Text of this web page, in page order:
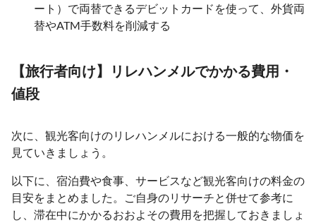
ート）で両替できるデビットカードを使って、外貨両
替やATM手数料を削減する
【旅行者向け】リレハンメルでかかる費用・
値段
次に、観光客向けのリレハンメルにおける一般的な物価を
見ていきましょう。
以下に、宿泊費や食事、サービスなど観光客向けの料金の
目安をまとめました。ご自身のリサーチと併せて参考に
し、滞在中にかかるおおよその費用を把握しておきましょ